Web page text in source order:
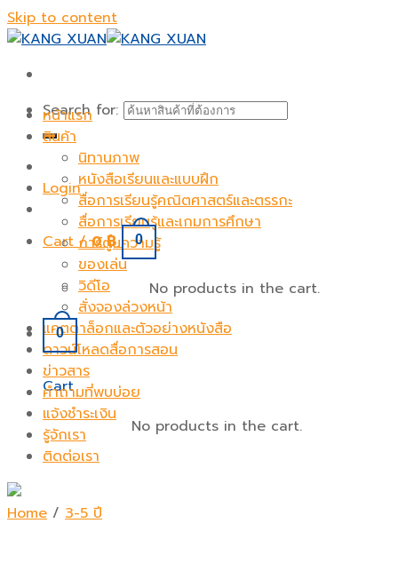
Skip to content
Search for:
Login
Cart /0฿ 0
No products in the cart.
0
Cart
No products in the cart.
หน้าแรก
สินค้า
นิทานภาพ
หนังสือเรียนและแบบฝึก
สื่อการเรียนรู้คณิตศาสตร์และตรรกะ
สื่อการเรียนรู้และเกมการศึกษา
การ์ตูนความรู้
ของเล่น
วิดีโอ
สั่งจองล่วงหน้า
แคตตาล็อกและตัวอย่างหนังสือ
ดาวน์โหลดสื่อการสอน
ข่าวสาร
คำถามที่พบบ่อย
แจ้งชำระเงิน
รู้จักเรา
ติดต่อเรา
Home / 3-5 ปี